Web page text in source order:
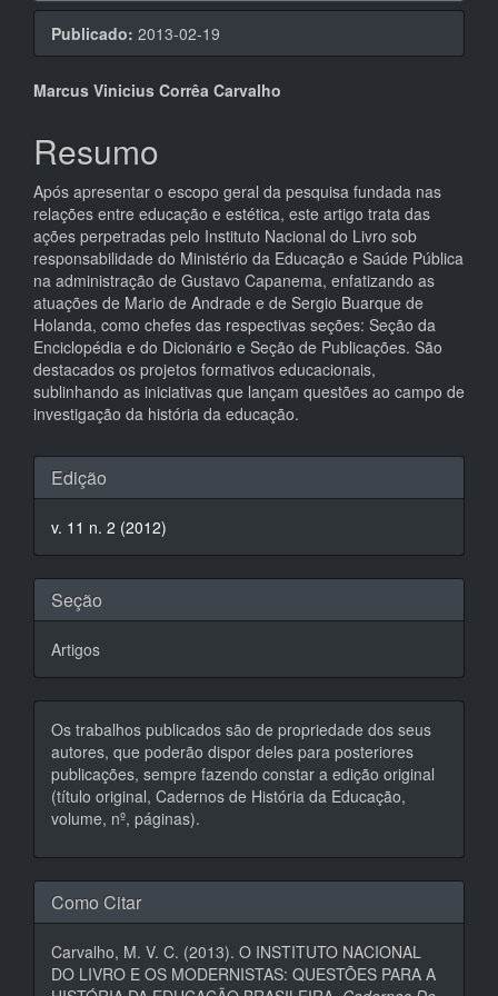
Publicado: 2013-02-19
Conteúdo
do
artigo
principal
Marcus Vinicius Corrêa Carvalho
Resumo
Após apresentar o escopo geral da pesquisa fundada nas
relações entre educação e estética, este artigo trata das
ações perpetradas pelo Instituto Nacional do Livro sob
responsabilidade do Ministério da Educação e Saúde Pública
na administração de Gustavo Capanema, enfatizando as
atuações de Mario de Andrade e de Sergio Buarque de
Holanda, como chefes das respectivas seções: Seção da
Enciclopédia e do Dicionário e Seção de Publicações. São
destacados os projetos formativos educacionais,
sublinhando as iniciativas que lançam questões ao campo de
investigação da história da educação.
Detalhes
do
artigo
Edição
v. 11 n. 2 (2012)
Seção
Artigos
Os trabalhos publicados são de propriedade dos seus
autores, que poderão dispor deles para posteriores
publicações, sempre fazendo constar a edição original
(título original, Cadernos de História da Educação,
volume, nº, páginas).
Como Citar
Carvalho, M. V. C. (2013). O INSTITUTO NACIONAL
DO LIVRO E OS MODERNISTAS: QUESTÕES PARA A